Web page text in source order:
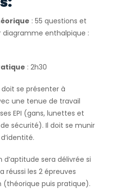
: 55 questions et
diagramme enthalpique :
: 2h30
se présenter à
une tenue de travail
EPI (gans, lunettes et
sécurité). Il doit se munir
d’aptitude sera délivrée si
réussi les 2 épreuves
(théorique puis pratique).